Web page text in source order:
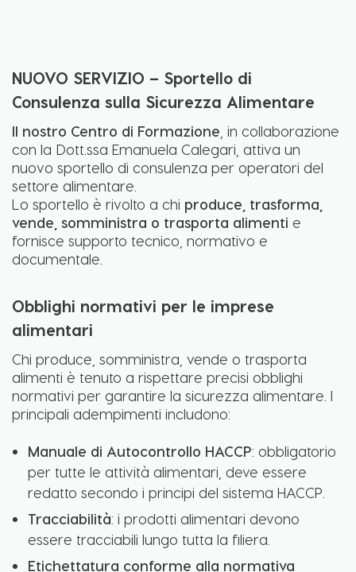
NUOVO SERVIZIO – Sportello di
Consulenza sulla Sicurezza Alimentare
Il nostro Centro di Formazione , in collaborazione
con la Dott.ssa Emanuela Calegari, attiva un
nuovo sportello di consulenza per operatori del
settore alimentare.
Lo sportello è rivolto a chi produce, trasforma,
vende, somministra o trasporta alimenti e
fornisce supporto tecnico, normativo e
documentale.
Obblighi normativi per le imprese
alimentari
Chi produce, somministra, vende o trasporta
alimenti è tenuto a rispettare precisi obblighi
normativi per garantire la sicurezza alimentare. I
principali adempimenti includono:
Manuale di Autocontrollo HACCP: obbligatorio
per tutte le attività alimentari, deve essere
redatto secondo i principi del sistema HACCP.
Tracciabilità: i prodotti alimentari devono
essere tracciabili lungo tutta la filiera.
Etichettatura conforme alla normativa